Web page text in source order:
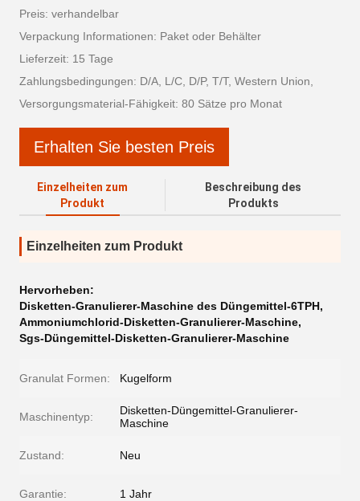
Preis: verhandelbar
Verpackung Informationen: Paket oder Behälter
Lieferzeit: 15 Tage
Zahlungsbedingungen: D/A, L/C, D/P, T/T, Western Union,
Versorgungsmaterial-Fähigkeit: 80 Sätze pro Monat
Erhalten Sie besten Preis
Einzelheiten zum
Produkt
Beschreibung des
Produkts
Einzelheiten zum Produkt
Hervorheben:
Disketten-Granulierer-Maschine des Düngemittel-6TPH,
Ammoniumchlorid-Disketten-Granulierer-Maschine,
Sgs-Düngemittel-Disketten-Granulierer-Maschine
Granulat Formen: Kugelform
Maschinentyp:
Disketten-Düngemittel-Granulierer-
Maschine
Zustand: Neu
Garantie: 1 Jahr